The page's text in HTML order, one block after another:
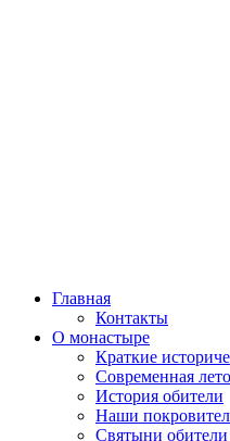
Главная
Контакты
О монастыре
Краткие
Современная
История обители
Наши
Святыни обители